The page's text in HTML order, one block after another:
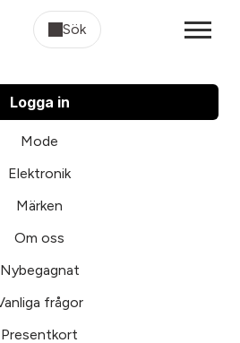
Sök
Logga in
Mode
Elektronik
Märken
Om oss
Nybegagnat
frågor
Presentkort